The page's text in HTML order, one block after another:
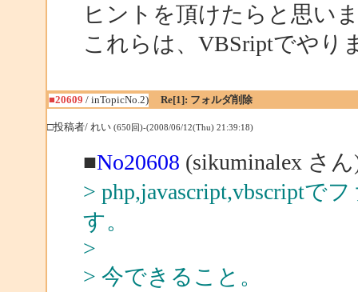
ヒントを頂けたらと思い
これらは、VBSriptでやり
■20609 / inTopicNo.2) Re[1]: フォルダ削除
□投稿者/ れい (650回)-(2008/06/12(Thu) 21:39:18)
■No20608 (sikuminalex さ
> php,javascript,vbscriptで
す。
>
> 今できること。